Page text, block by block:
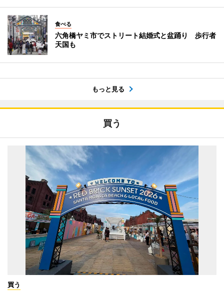
食べる
六角橋ヤミ市でストリート結婚式と盆踊り 歩行者
天国も
もっと見る
買う
買う